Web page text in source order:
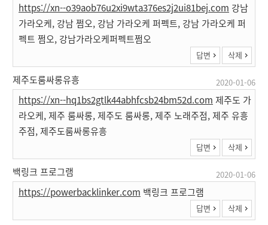
https://xn--o39aob76u2xi9wta376es2j2ui81bej.com 강남
가라오케, 강남 쩜오, 강남 가라오케 퍼펙트, 강남 가라오케 퍼
펙트 쩜오, 강남가라오케퍼펙트쩜오
답변 삭제
제주도룸싸롱유흥 2020-01-06
https://xn--hq1bs2gtlk44abhfcsb24bm52d.com 제주도 가
라오케, 제주 룸싸롱, 제주도 룸싸롱, 제주 노래주점, 제주 유흥
주점, 제주도룸싸롱유흥
답변 삭제
백링크 프로그램 2020-01-06
https://powerbacklinker.com 백링크 프로그램
답변 삭제